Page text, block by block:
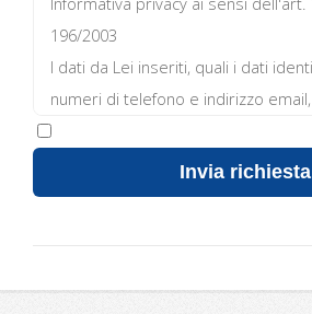
Invia richiesta